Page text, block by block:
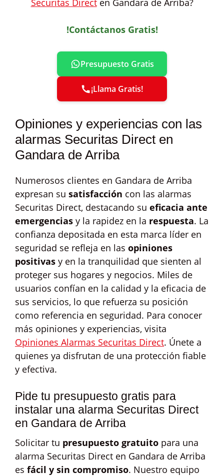
Securitas Directen Gandara de Arriba?
!Contáctanos Gratis!
Presupuesto Gratis
¡Llama Gratis!
Opiniones y experiencias con las
alarmas Securitas Direct en
Gandara de Arriba
Numerosos clientes en Gandara de Arriba
expresan su satisfacción con las alarmas
Securitas Direct, destacando su eficacia ante
emergencias y la rapidez en la respuesta. La
confianza depositada en esta marca líder en
seguridad se refleja en las opiniones
positivas y en la tranquilidad que sienten al
proteger sus hogares y negocios. Miles de
usuarios confían en la calidad y la eficacia de
sus servicios, lo que refuerza su posición
como referencia en seguridad. Para conocer
más opiniones y experiencias, visita
Opiniones Alarmas Securitas Direct. Únete a
quienes ya disfrutan de una protección fiable
y efectiva.
Pide tu presupuesto gratis para
instalar una alarma Securitas Direct
en Gandara de Arriba
Solicitar tu presupuesto gratuito para una
alarma Securitas Direct en Gandara de Arriba
es fácil y sin compromiso. Nuestro equipo